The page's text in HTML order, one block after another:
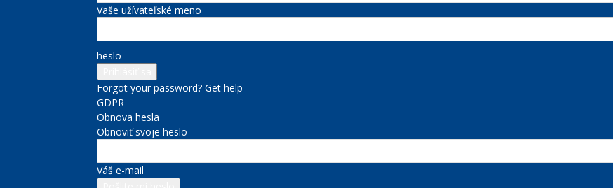
Vaše užívateľské meno
heslo
Forgot your password? Get help
GDPR
Obnova hesla
Obnoviť svoje heslo
Váš e-mail